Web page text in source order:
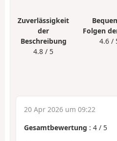
Zuverlässigkeit
der
Beschreibung
4.8 / 5
Folgen
4.6 /
20 Apr 2026 um 09:22
Gesamtbewertung : 4 / 5